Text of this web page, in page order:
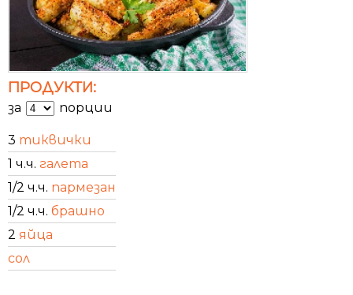
ПРОДУКТИ:
за порции
3 тиквички
1 ч.ч. галета
1/2 ч.ч. пармезан
1/2 ч.ч. брашно
2 яйца
сол